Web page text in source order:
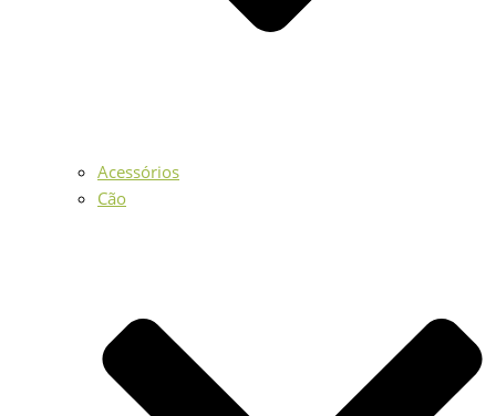
Acessórios
Cão